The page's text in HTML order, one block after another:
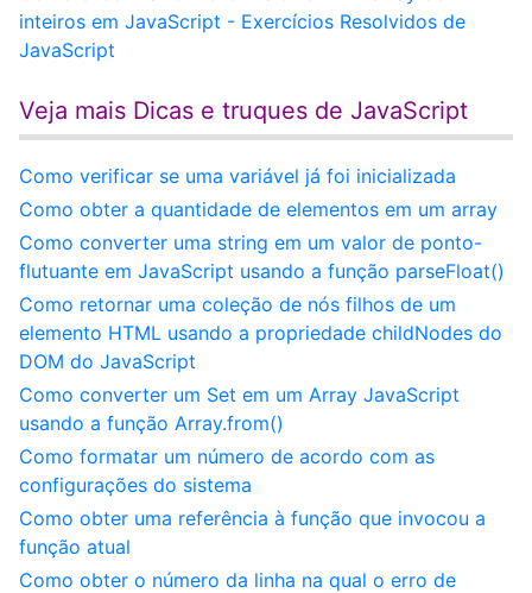
inteiros em JavaScript - Exercícios Resolvidos de
JavaScript
Veja mais Dicas e truques de JavaScript
Como verificar se uma variável já foi inicializada
Como obter a quantidade de elementos em um array
Como converter uma string em um valor de ponto-
flutuante em JavaScript usando a função parseFloat()
Como retornar uma coleção de nós filhos de um
elemento HTML usando a propriedade childNodes do
DOM do JavaScript
Como converter um Set em um Array JavaScript
usando a função Array.from()
Como formatar um número de acordo com as
configurações do sistema
Como obter uma referência à função que invocou a
função atual
Como obter o número da linha na qual o erro de